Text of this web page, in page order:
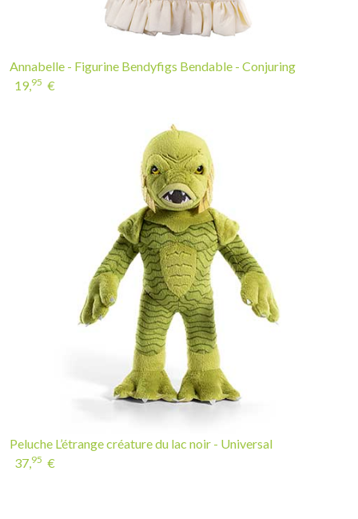
Annabelle - Figurine Bendyfigs Bendable - Conjuring
19,95 €
Peluche L’étrange créature du lac noir - Universal
37,95 €